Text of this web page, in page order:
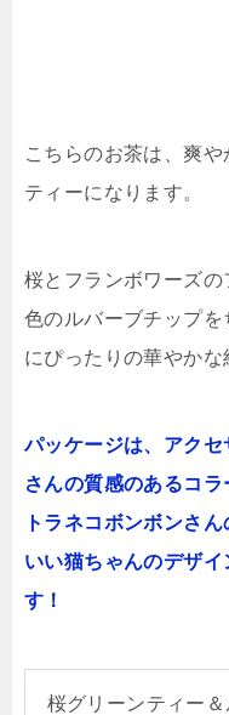
こちらのお茶は、爽
ティーになります。
桜とフランボワーズ
色のルバーブチップ
にぴったりの華やかな
パッケージは、アク
さんの質感のあるコラ
トラネコボンボンさ
いい猫ちゃんのデザ
す！
桜グリーンティー